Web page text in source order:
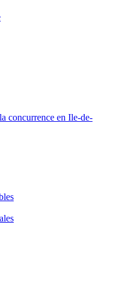
concurrence en Ile-de-